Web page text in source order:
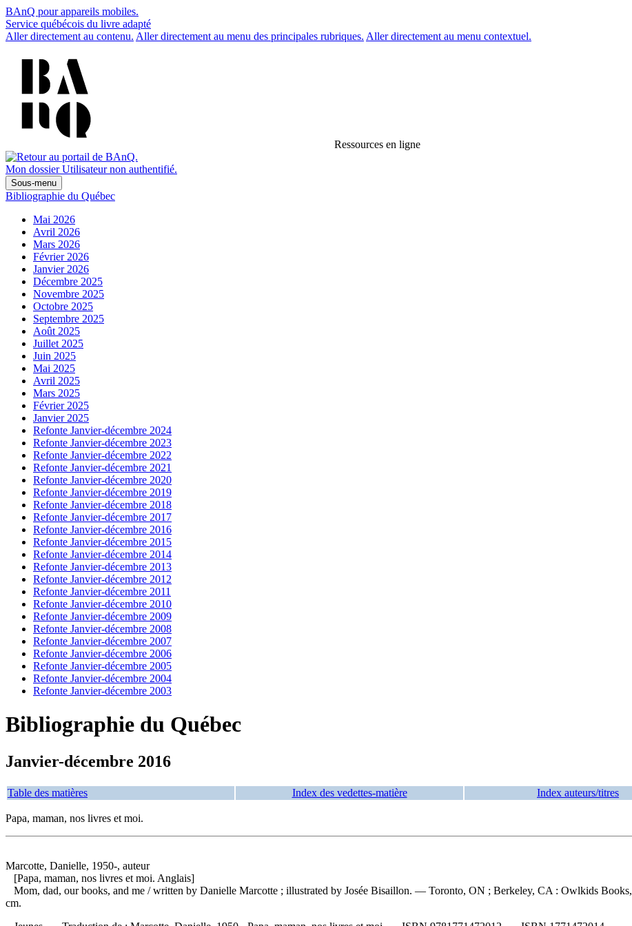
BAnQ pour appareils mobiles.
Service québécois du livre adapté
Aller directement au contenu. Aller directement au menu des principales rubriques. Aller directement au menu contextuel.
Ressources en ligne
Mon dossier Utilisateur non authentifié.
Sous-menu
Bibliographie du Québec
Mai 2026
Avril 2026
Mars 2026
Février 2026
Janvier 2026
Décembre 2025
Novembre 2025
Octobre 2025
Septembre 2025
Août 2025
Juillet 2025
Juin 2025
Mai 2025
Avril 2025
Mars 2025
Février 2025
Janvier 2025
Refonte Janvier-décembre 2024
Refonte Janvier-décembre 2023
Refonte Janvier-décembre 2022
Refonte Janvier-décembre 2021
Refonte Janvier-décembre 2020
Refonte Janvier-décembre 2019
Refonte Janvier-décembre 2018
Refonte Janvier-décembre 2017
Refonte Janvier-décembre 2016
Refonte Janvier-décembre 2015
Refonte Janvier-décembre 2014
Refonte Janvier-décembre 2013
Refonte Janvier-décembre 2012
Refonte Janvier-décembre 2011
Refonte Janvier-décembre 2010
Refonte Janvier-décembre 2009
Refonte Janvier-décembre 2008
Refonte Janvier-décembre 2007
Refonte Janvier-décembre 2006
Refonte Janvier-décembre 2005
Refonte Janvier-décembre 2004
Refonte Janvier-décembre 2003
Bibliographie du Québec
Janvier-décembre 2016
Table des matières Index des vedettes-matière Index auteurs/titres
Papa, maman, nos livres et moi.
Marcotte, Danielle, 1950-, auteur
[Papa, maman, nos livres et moi. Anglais]
Mom, dad, our books, and me / written by Danielle Marcotte ; illustrated by Josée Bisaillon. — Toronto, ON ; Berkeley, CA : Owlkids
cm.